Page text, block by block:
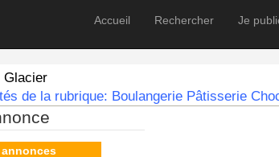
Accueil Rechercher Je
Glacier
de la rubrique: Boulangerie Pâtisserie